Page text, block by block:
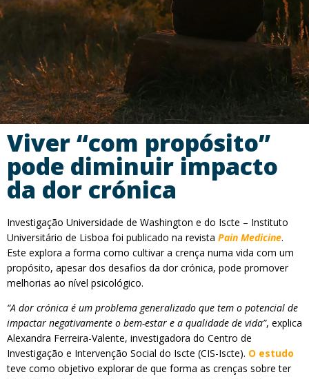
Viver “com propósito”
pode diminuir impacto
da dor crónica
Investigação Universidade de Washington e do Iscte – Instituto
Universitário de Lisboa foi publicado na revista Pain Medicine.
Este explora a forma como cultivar a crença numa vida com um
propósito, apesar dos desafios da dor crónica, pode promover
melhorias ao nível psicológico.
“A dor crónica é um problema generalizado que tem o potencial de
impactar negativamente o bem-estar e a qualidade de vida”, explica
Alexandra Ferreira-Valente, investigadora do Centro de
Investigação e Intervenção Social do Iscte (CIS-Iscte). O estudo
teve como objetivo explorar de que forma as crenças sobre ter